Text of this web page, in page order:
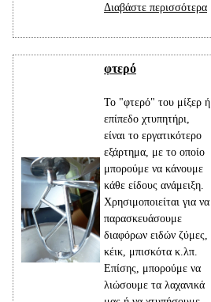
Διαβάστε περισσότερα
φτερό
Το "φτερό" του μίξερ ή
επίπεδο χτυπητήρι,
είναι το εργατικότερο
εξάρτημα, με το οποίο
μπορούμε να κάνουμε
κάθε είδους ανάμειξη.
Χρησιμοποιείται για να
παρασκευάσουμε
διαφόρων ειδών ζύμες,
κέικ, μπισκότα κ.λπ.
Επίσης, μπορούμε να
λιώσουμε τα λαχανικά